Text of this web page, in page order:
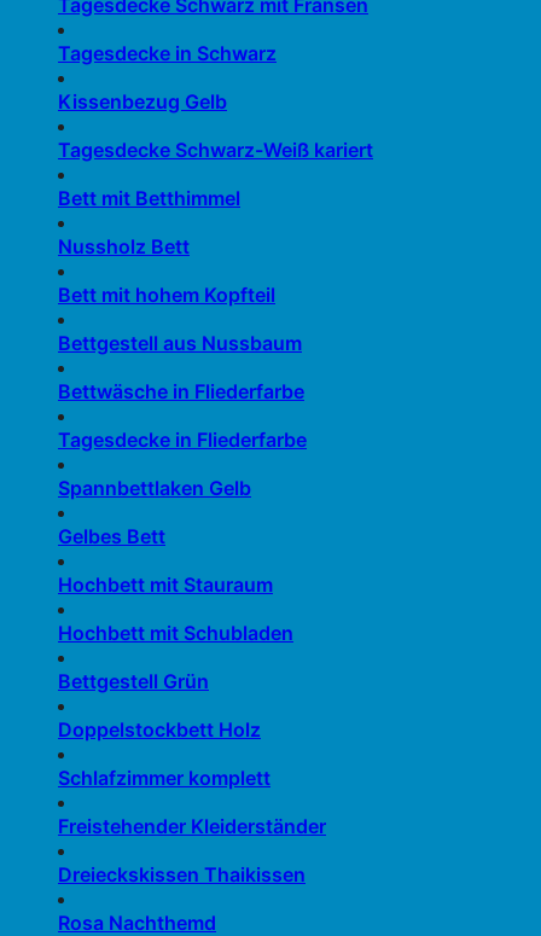
Tagesdecke in Schwarz
Kissenbezug Gelb
Tagesdecke Schwarz-Weiß kariert
Bett mit Betthimmel
Nussholz Bett
Bett mit hohem Kopfteil
Bettgestell aus Nussbaum
Bettwäsche in Fliederfarbe
Tagesdecke in Fliederfarbe
Spannbettlaken Gelb
Gelbes Bett
Hochbett mit Stauraum
Hochbett mit Schubladen
Bettgestell Grün
Doppelstockbett Holz
Schlafzimmer komplett
Freistehender Kleiderständer
Dreieckskissen Thaikissen
Rosa Nachthemd